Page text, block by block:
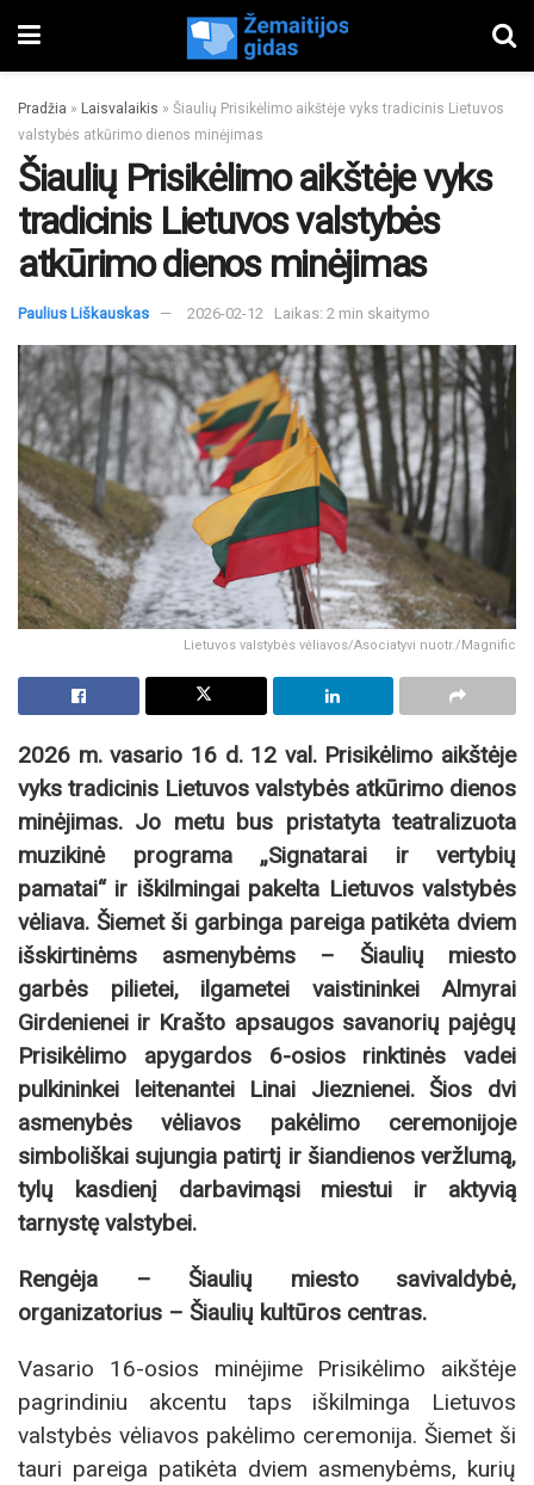
Pradžia » Laisvalaikis » Šiaulių Prisikėlimo aikštėje vyks tradicinis Lietuvos
valstybės atkūrimo dienos minėjimas
Šiaulių Prisikėlimo aikštėje vyks
tradicinis Lietuvos valstybės
atkūrimo dienos minėjimas
Paulius Liškauskas 2026-02-12 Laikas: 2 min skaitymo
Lietuvos valstybės vėliavos/Asociatyvi nuotr./Magnific
2026 m. vasario 16 d. 12 val. Prisikėlimo aikštėje
vyks tradicinis Lietuvos valstybės atkūrimo dienos
minėjimas. Jo metu bus pristatyta teatralizuota
muzikinė programa „Signatarai ir vertybių
pamatai“ ir iškilmingai pakelta Lietuvos valstybės
vėliava. Šiemet ši garbinga pareiga patikėta dviem
išskirtinėms asmenybėms – Šiaulių miesto
garbės pilietei, ilgametei vaistininkei Almyrai
Girdenienei ir Krašto apsaugos savanorių pajėgų
Prisikėlimo apygardos 6-osios rinktinės vadei
pulkininkei leitenantei Linai Jieznienei. Šios dvi
asmenybės vėliavos pakėlimo ceremonijoje
simboliškai sujungia patirtį ir šiandienos veržlumą,
tylų kasdienį darbavimąsi miestui ir aktyvią
tarnystę valstybei.
Rengėja – Šiaulių miesto savivaldybė,
organizatorius – Šiaulių kultūros centras.
Vasario 16-osios minėjime Prisikėlimo aikštėje
pagrindiniu akcentu taps iškilminga Lietuvos
valstybės vėliavos pakėlimo ceremonija. Šiemet ši
tauri pareiga patikėta dviem asmenybėms, kurių